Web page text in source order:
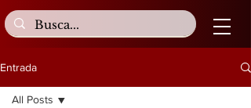
Entrada
All Posts